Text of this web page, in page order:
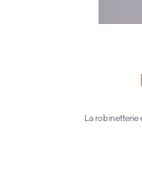
La robinetterie